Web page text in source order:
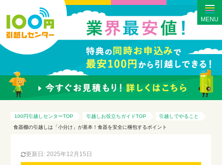
MENU
100円引越しセンターTOP 引越しお役立ちガイドTOP
引越しでやること
食器棚の引越しは「小分け」が基本！食器を安全に梱包するポイント
更新日: 2025年12月15日